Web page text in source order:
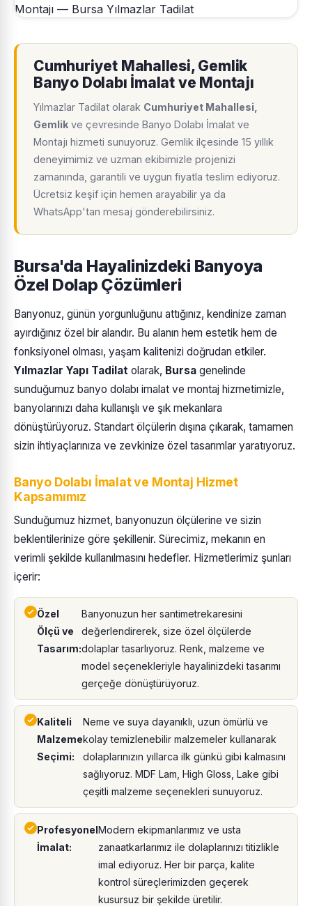
Cumhuriyet Mahallesi, Gemlik
Banyo Dolabı İmalat ve Montajı
Yılmazlar Tadilat olarak Cumhuriyet Mahallesi,
Gemlik ve çevresinde Banyo Dolabı İmalat ve
Montajı hizmeti sunuyoruz. Gemlik ilçesinde 15 yıllık
deneyimimiz ve uzman ekibimizle projenizi
zamanında, garantili ve uygun fiyatla teslim ediyoruz.
Ücretsiz keşif için hemen arayabilir ya da
WhatsApp'tan mesaj gönderebilirsiniz.
Bursa'da Hayalinizdeki Banyoya
Özel Dolap Çözümleri
Banyonuz, günün yorgunluğunu attığınız, kendinize zaman
ayırdığınız özel bir alandır. Bu alanın hem estetik hem de
fonksiyonel olması, yaşam kalitenizi doğrudan etkiler.
Yılmazlar Yapı Tadilat olarak, Bursa genelinde
sunduğumuz banyo dolabı imalat ve montaj hizmetimizle,
banyolarınızı daha kullanışlı ve şık mekanlara
dönüştürüyoruz. Standart ölçülerin dışına çıkarak, tamamen
sizin ihtiyaçlarınıza ve zevkinize özel tasarımlar yaratıyoruz.
Banyo Dolabı İmalat ve Montaj Hizmet
Kapsamımız
Sunduğumuz hizmet, banyonuzun ölçülerine ve sizin
beklentilerinize göre şekillenir. Sürecimiz, mekanın en
verimli şekilde kullanılmasını hedefler. Hizmetlerimiz şunları
içerir:
Özel
Ölçü ve
Tasarım:
Banyonuzun her santimetrekaresini
değerlendirerek, size özel ölçülerde
dolaplar tasarlıyoruz. Renk, malzeme ve
model seçenekleriyle hayalinizdeki tasarımı
gerçeğe dönüştürüyoruz.
Kaliteli
Malzeme
Seçimi:
Neme ve suya dayanıklı, uzun ömürlü ve
kolay temizlenebilir malzemeler kullanarak
dolaplarınızın yıllarca ilk günkü gibi kalmasını
sağlıyoruz. MDF Lam, High Gloss, Lake gibi
çeşitli malzeme seçenekleri sunuyoruz.
Profesyonel
İmalat:
Modern ekipmanlarımız ve usta
zanaatkarlarımız ile dolaplarınızı titizlikle
imal ediyoruz. Her bir parça, kalite
kontrol süreçlerimizden geçerek
kusursuz bir şekilde üretilir.